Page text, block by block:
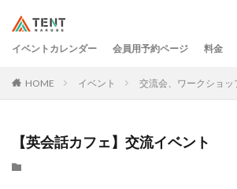
イベントカレンダー 会員用予約ページ 料金
HOME イベント 交流会、ワークショッ
【英会話カフェ】交流イベント